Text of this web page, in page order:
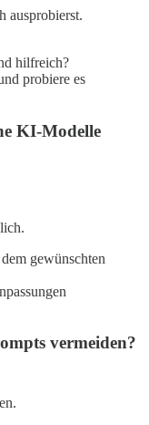
ausprobierst.
hilfreich?
probiere es
KI-Modelle
gewünschten
vermeiden?